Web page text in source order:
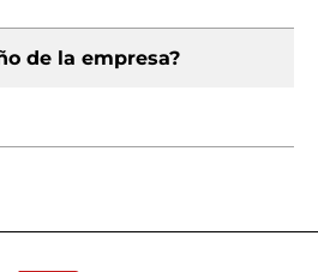
de la empresa?